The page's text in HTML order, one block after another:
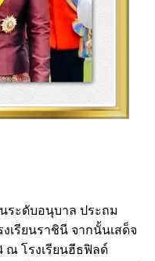
ระดับอนุบาล ประถม
รียนราชินี จากนั้นเสด็จ
ณ โรงเรียนฮีธฟิลด์